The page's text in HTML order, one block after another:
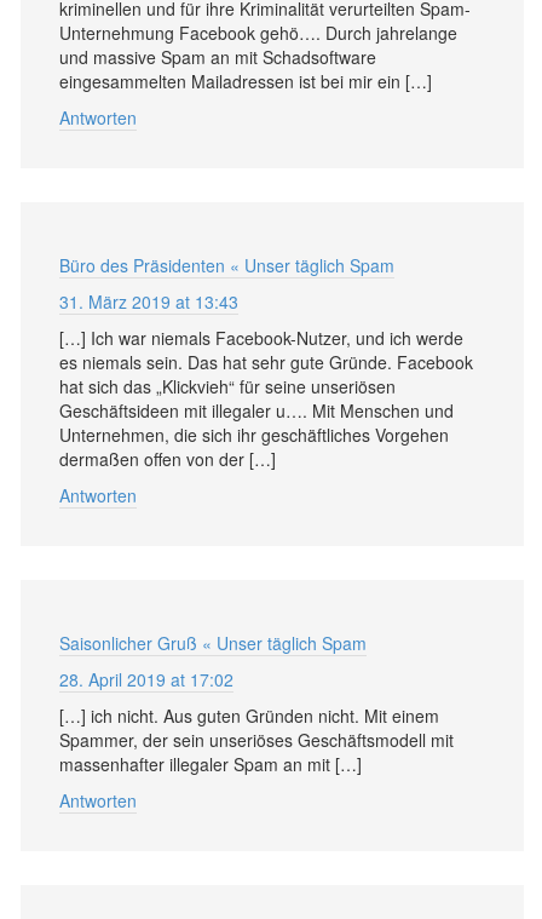
kriminellen und für ihre Kriminalität verurteilten Spam-
Unternehmung Facebook gehö…. Durch jahrelange
und massive Spam an mit Schadsoftware
eingesammelten Mailadressen ist bei mir ein […]
Antworten
Büro des Präsidenten « Unser täglich Spam
31. März 2019 at 13:43
[…] Ich war niemals Facebook-Nutzer, und ich werde
es niemals sein. Das hat sehr gute Gründe. Facebook
hat sich das „Klickvieh“ für seine unseriösen
Geschäftsideen mit illegaler u…. Mit Menschen und
Unternehmen, die sich ihr geschäftliches Vorgehen
dermaßen offen von der […]
Antworten
Saisonlicher Gruß « Unser täglich Spam
28. April 2019 at 17:02
[…] ich nicht. Aus guten Gründen nicht. Mit einem
Spammer, der sein unseriöses Geschäftsmodell mit
massenhafter illegaler Spam an mit […]
Antworten